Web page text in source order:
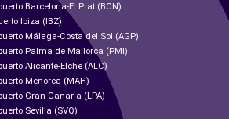
Barcelona-El Prat (BCN)
Ibiza (IBZ)
Málaga-Costa del Sol (AGP)
Palma de Mallorca (PMI)
Alicante-Elche (ALC)
Menorca (MAH)
Gran Canaria (LPA)
Sevilla (SVQ)